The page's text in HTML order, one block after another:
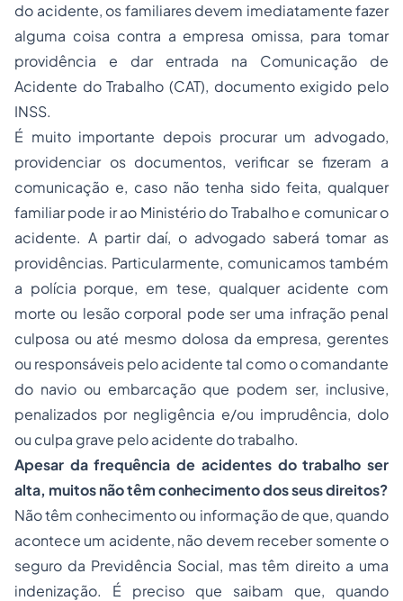
do acidente, os familiares devem imediatamente fazer
alguma coisa contra a empresa omissa, para tomar
providência e dar entrada na Comunicação de
Acidente do Trabalho (CAT), documento exigido pelo
INSS.
É muito importante depois procurar um advogado,
providenciar os documentos, verificar se fizeram a
comunicação e, caso não tenha sido feita, qualquer
familiar pode ir ao Ministério do Trabalho e comunicar o
acidente. A partir daí, o advogado saberá tomar as
providências. Particularmente, comunicamos também
a polícia porque, em tese, qualquer acidente com
morte ou lesão corporal pode ser uma infração penal
culposa ou até mesmo dolosa da empresa, gerentes
ou responsáveis pelo acidente tal como o comandante
do navio ou embarcação que podem ser, inclusive,
penalizados por negligência e/ou imprudência, dolo
ou culpa grave pelo acidente do trabalho.
Apesar da frequência de acidentes do trabalho ser
alta, muitos não têm conhecimento dos seus direitos?
Não têm conhecimento ou informação de que, quando
acontece um acidente, não devem receber somente o
seguro da Previdência Social, mas têm direito a uma
indenização. É preciso que saibam que, quando